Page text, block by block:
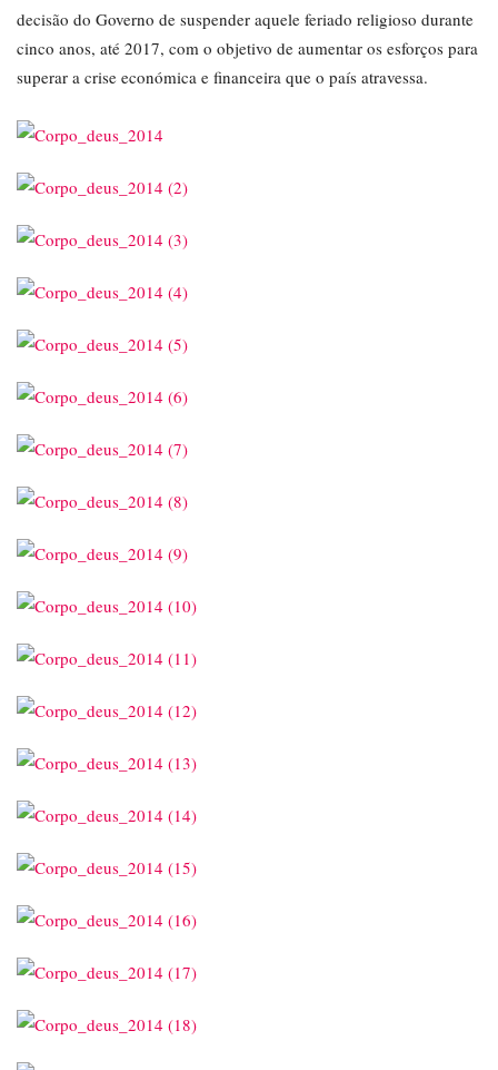
decisão do Governo de suspender aquele feriado religioso durante
cinco anos, até 2017, com o objetivo de aumentar os esforços para
superar a crise económica e financeira que o país atravessa.